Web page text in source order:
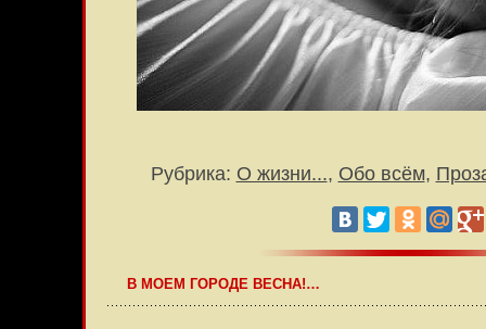
Рубрика: О жизни..., Обо всём,
В МОЕМ ГОРОДЕ ВЕСНА!…